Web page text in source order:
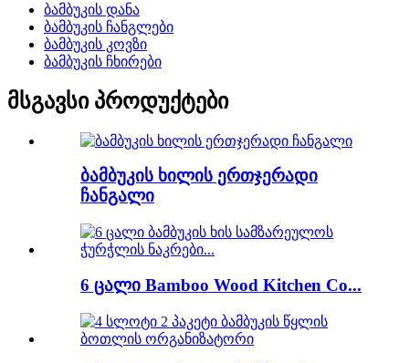
ბამბუკის დანა
ბამბუკის ჩანგლები
ბამბუკის კოვზი
ბამბუკის ჩხირები
მსგავსი პროდუქტები
ბამბუკის ხილის ერთჯერადი
ჩანგალი
6 ცალი Bamboo Wood Kitchen Co...